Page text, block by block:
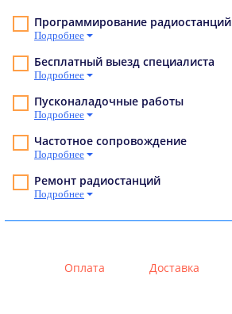
Программирование радиостанций
Подробнее
Бесплатный выезд специалиста
Подробнее
Пусконаладочные работы
Подробнее
Частотное сопровождение
Подробнее
Ремонт радиостанций
Подробнее
Оплата Доставка